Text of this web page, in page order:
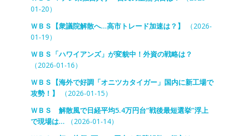
01-20）
ＷＢＳ【衆議院解散へ…高市トレード加速は？】
（2026-
01-19）
ＷＢＳ「ハワイアンズ」が変貌中！外資の戦略は？
（2026-01-16）
ＷＢＳ【海外で好調「オニツカタイガー」国内に新工場で
攻勢！】
（2026-01-15）
ＷＢＳ 解散風で日経平均5.4万円台“戦後最短選挙”浮上
で現場は… （2026-01-14）